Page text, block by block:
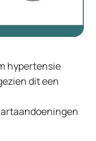
hypertensie
dit een